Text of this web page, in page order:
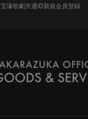
宝塚歌劇共通ID新規会員登録